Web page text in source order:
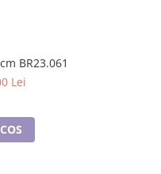
Set Brose Spring 3x3 cm BR23.061
Lei